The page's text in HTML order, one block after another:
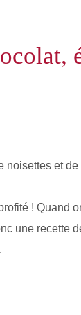
! Quand
une recette